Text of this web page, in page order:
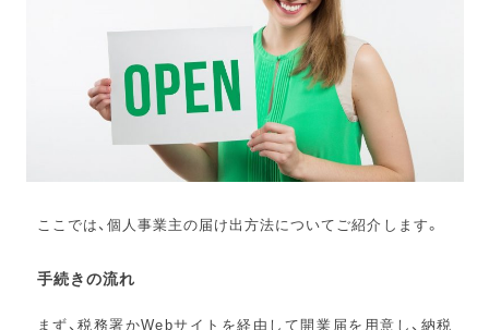
ここでは、個人事業主の届け出方法についてご紹介します。
手続きの流れ
まず、税務署かWebサイトを経由して開業届を用意し、納税